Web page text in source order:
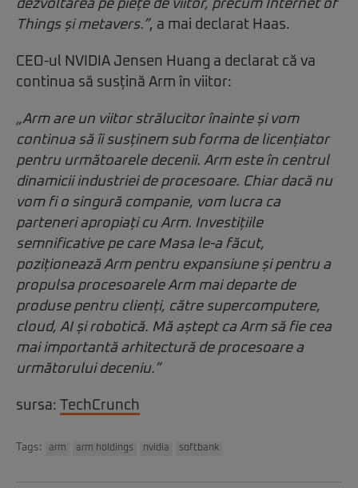
dezvoltarea pe piețe de viitor, precum Internet of
Things și metavers.”, a mai declarat Haas.
CEO-ul NVIDIA Jensen Huang a declarat că va
continua să susțină Arm în viitor:
„Arm are un viitor strălucitor înainte și vom
continua să îi susținem sub forma de licențiator
pentru următoarele decenii. Arm este în centrul
dinamicii industriei de procesoare. Chiar dacă nu
vom fi o singură companie, vom lucra ca
parteneri apropiați cu Arm. Investițiile
semnificative pe care Masa le-a făcut,
poziționează Arm pentru expansiune și pentru a
propulsa procesoarele Arm mai departe de
produse pentru clienți, către supercomputere,
cloud, AI și robotică. Mă aștept ca Arm să fie cea
mai importantă arhitectură de procesoare a
următorului deceniu.”
sursa: TechCrunch
Tags: arm arm holdings nvidia softbank